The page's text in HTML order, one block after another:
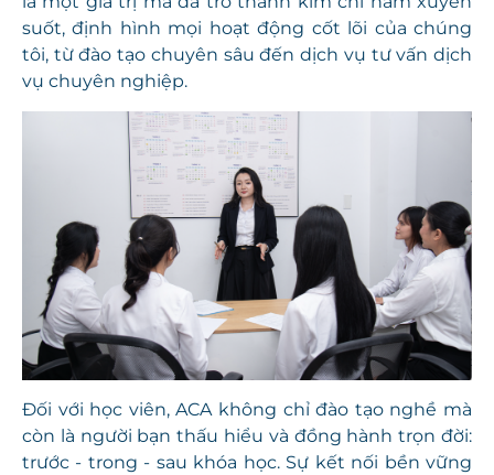
suốt, định hình mọi hoạt động cốt lõi của chúng
tôi, từ đào tạo chuyên sâu đến dịch vụ tư vấn dịch
vụ chuyên nghiệp.
Đối với học viên, ACA không chỉ đào tạo nghề mà
còn là người bạn thấu hiểu và đồng hành trọn đời:
trước - trong - sau khóa học. Sự kết nối bền vững